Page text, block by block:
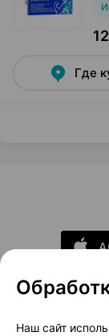
Где
О
Наш сайт